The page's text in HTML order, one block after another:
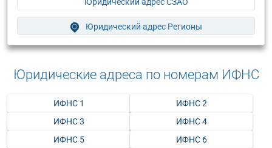
Юридический адрес Регионы
Юридические адреса по номерам ИФНС
ИФНС 1
ИФНС 2
ИФНС 3
ИФНС 4
ИФНС 5
ИФНС 6